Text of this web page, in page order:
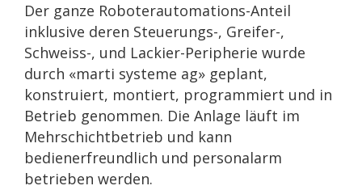
Der ganze Roboterautomations-Anteil
inklusive deren Steuerungs-, Greifer-,
Schweiss-, und Lackier-Peripherie wurde
durch «marti systeme ag» geplant,
konstruiert, montiert, programmiert und in
Betrieb genommen. Die Anlage läuft im
Mehrschichtbetrieb und kann
bedienerfreundlich und personalarm
betrieben werden.